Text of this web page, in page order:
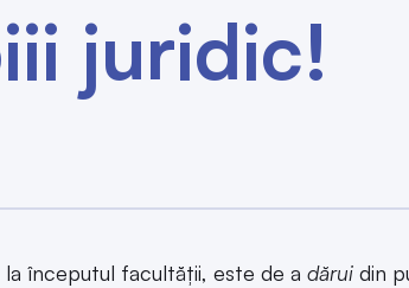
juridic!
începutul facultății, este de a dărui din